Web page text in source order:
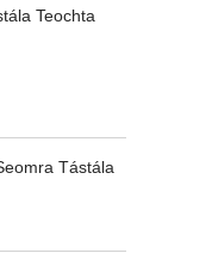
Teochta
Tástála